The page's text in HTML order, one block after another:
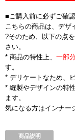
■ご購入前に必ずご確認
こちらの商品は、デザ
?そのため、以下の点
さい。
* 商品の特性上、 一部
す。
* デリケートなため、
* 縫製やデザインの特性
ます。
気になる方はインナー
商品説明